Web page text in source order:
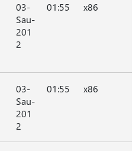
03-
Sau-
201
2
01:55 x86
03-
Sau-
201
2
01:55 x86